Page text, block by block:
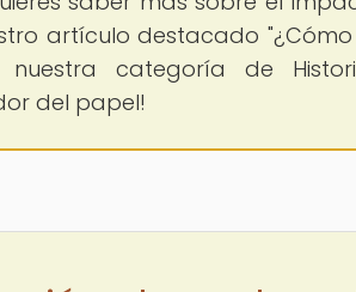
artículo destacado
nuestra categoría de
del papel!